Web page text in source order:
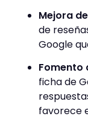
Mejora
de
Google
Fomento
ficha de
favorece